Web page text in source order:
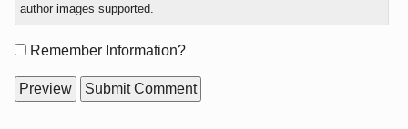
author images supported.
FormRemember Information?